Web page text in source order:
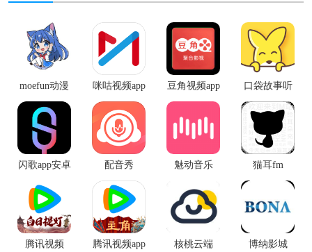
moefun动漫
咪咕视频app
最新版
豆角视频app
手机版
口袋故事听
听
闪歌app安卓
配音秀 魅动音乐 猫耳fm
腾讯视频
腾讯视频app
核桃云端 博纳影城